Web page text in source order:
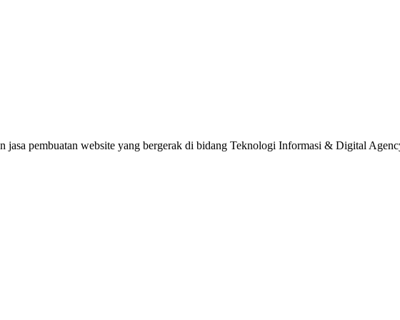
jasa pembuatan website yang bergerak di bidang Teknologi Informasi & Digital